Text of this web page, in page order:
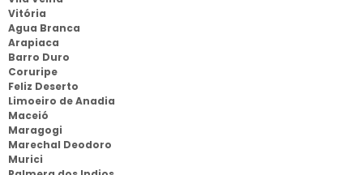
Vitória
Agua Branca
Arapiaca
Barro Duro
Coruripe
Feliz Deserto
Limoeiro de Anadia
Maceió
Maragogi
Marechal Deodoro
Murici